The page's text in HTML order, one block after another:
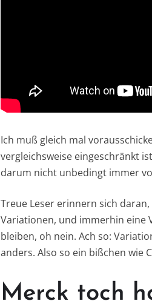
Ich muß gleich mal
vergleichsweise eingeschränkt
darum nicht unbedingt immer
Treue Leser erinnern sich
Variationen, und immerhin eine
bleiben, oh nein. Ach so:
anders. Also so ein bißchen wie
Merck toch